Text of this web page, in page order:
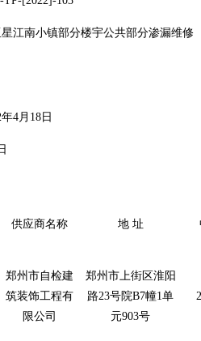
江南小镇部分楼宇公共部分渗漏维修
4月18日
供应商名称 地 址
郑州市自检建
筑装饰工程有
限公司
郑州市上街区淮阳
路23号院B7幢1单
元903号